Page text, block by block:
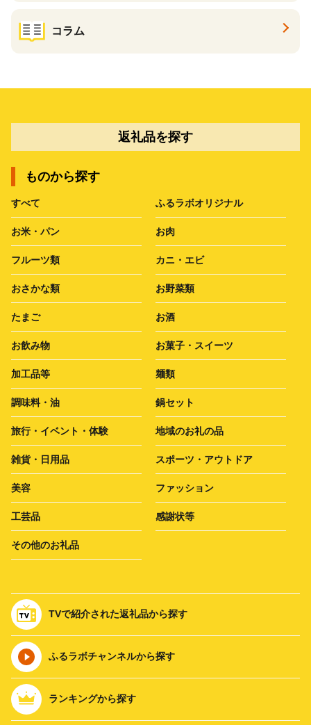
コラム
返礼品を探す
ものから探す
すべて ふるラボオリジナル
お米・パン お肉
フルーツ類 カニ・エビ
おさかな類 お野菜類
たまご お酒
お飲み物 お菓子・スイーツ
加工品等 麺類
調味料・油 鍋セット
旅行・イベント・体験 地域のお礼の品
雑貨・日用品 スポーツ・アウトドア
美容 ファッション
工芸品 感謝状等
その他のお礼品
TVで紹介された返礼品から探す
ふるラボチャンネルから探す
ランキングから探す